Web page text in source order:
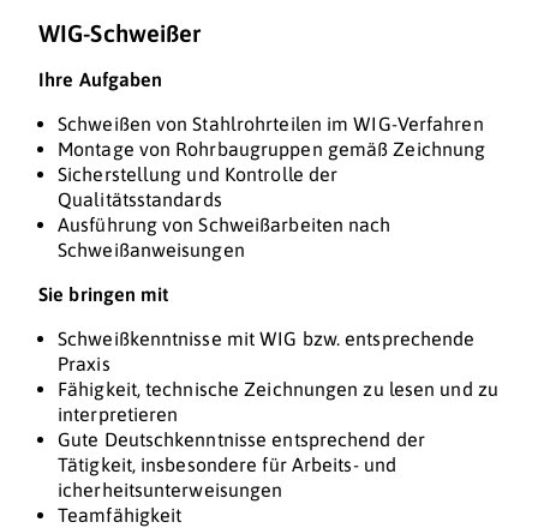
WIG-Schweißer
Ihre Aufgaben
Schweißen von Stahlrohrteilen im WIG-Verfahren
Montage von Rohrbaugruppen gemäß Zeichnung
Sicherstellung und Kontrolle der
Qualitätsstandards
Ausführung von Schweißarbeiten nach
Schweißanweisungen
Sie bringen mit
Schweißkenntnisse mit WIG bzw. entsprechende
Praxis
Fähigkeit, technische Zeichnungen zu lesen und zu
interpretieren
Gute Deutschkenntnisse entsprechend der
Tätigkeit, insbesondere für Arbeits- und
icherheitsunterweisungen
Teamfähigkeit